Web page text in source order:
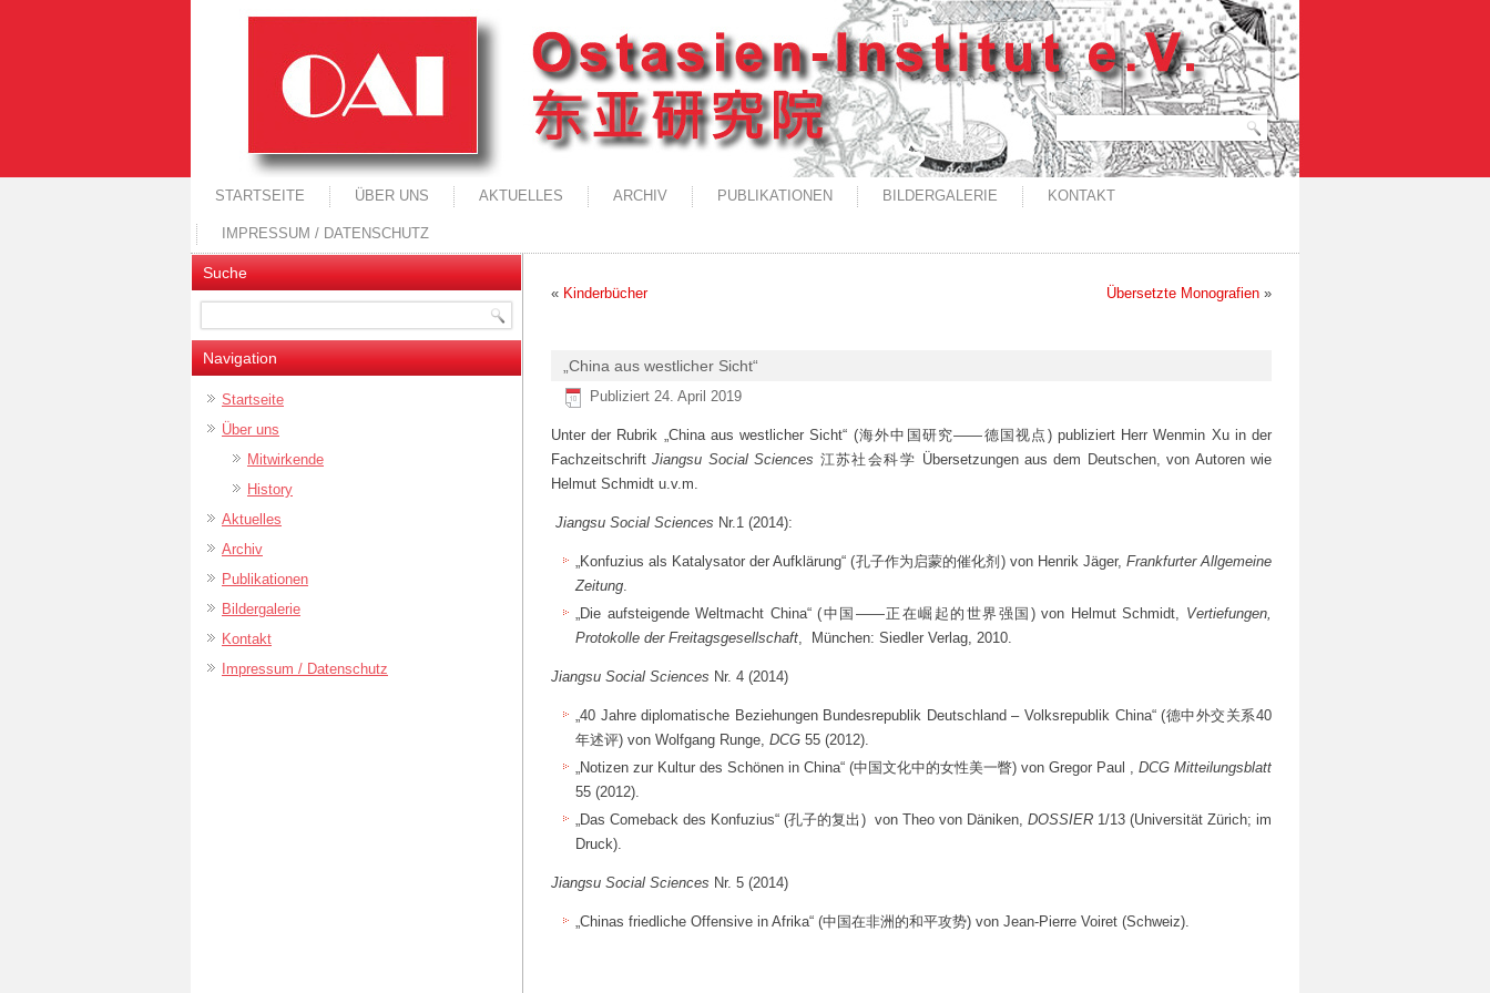
STARTSEITE ÜBER UNS AKTUELLES ARCHIV PUBLIKATIONEN BILDERGALERIE KONTAKT
IMPRESSUM / DATENSCHUTZ
Suche
Navigation
Startseite
Über uns
Mitwirkende
History
Aktuelles
Archiv
Publikationen
Bildergalerie
Kontakt
Impressum / Datenschutz
« Kinderbücher Übersetzte Monografien »
„China aus westlicher Sicht“
Publiziert 24. April 2019
Unter der Rubrik „China aus westlicher Sicht“ (海外中国研究——德国视点) publiziert Herr Wenmin Xu in der
FachzeitschriftJiangsu Social Sciences 江苏社会科学 Übersetzungen aus dem Deutschen, von Autoren wie
Helmut Schmidt u.v.m.
Jiangsu Social Sciences Nr.1 (2014):
„Konfuzius als Katalysator der Aufklärung“ (孔子作为启蒙的催化剂) von Henrik Jäger, Frankfurter Allgemeine
Zeitung.
„Die aufsteigende Weltmacht China“ (中国——正在崛起的世界强国) von Helmut Schmidt, Vertiefungen,
Protokolle der Freitagsgesellschaft, München: Siedler Verlag, 2010.
Jiangsu Social Sciences Nr. 4 (2014)
„40 Jahre diplomatische Beziehungen Bundesrepublik Deutschland – Volksrepublik China“ (德中外交关系40
年述评) von Wolfgang Runge, DCG 55 (2012).
„Notizen zur Kultur des Schönen in China“ (中国文化中的女性美一瞥) von Gregor Paul , DCG Mitteilungsblatt
55 (2012).
„Das Comeback des Konfuzius“ (孔子的复出) von Theo von Däniken, DOSSIER1/13 (Universität Zürich; im
Druck).
Jiangsu Social Sciences Nr. 5 (2014)
„Chinas friedliche Offensive in Afrika“ (中国在非洲的和平攻势) von Jean-Pierre Voiret (Schweiz).